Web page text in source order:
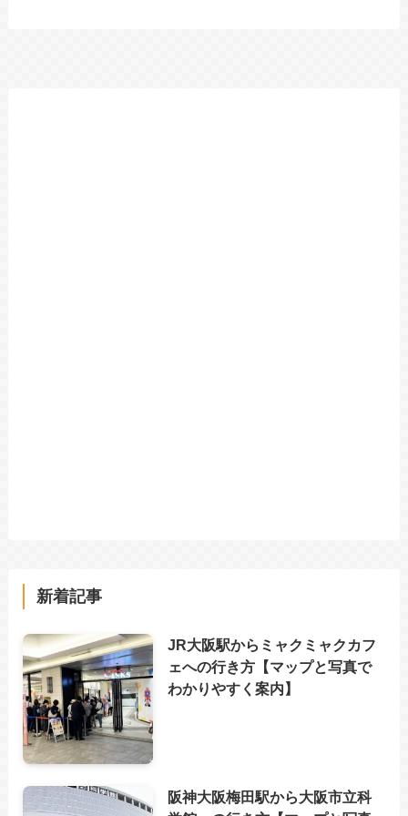
新着記事
JR大阪駅からミャクミャクカフ
ェへの行き方【マップと写真で
わかりやすく案内】
阪神大阪梅田駅から大阪市立科